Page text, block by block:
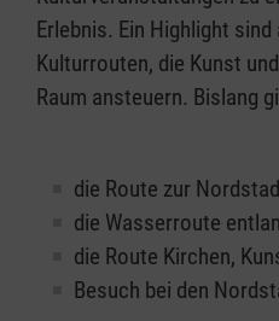
Erlebnis. Ein Highlight sind
Kulturrouten, die Kunst
Raum ansteuern. Bislang
die Route zur
die Wasserroute
die Route Kirchen,
Besuch bei den